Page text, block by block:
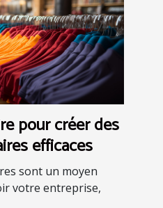
pour créer des
efficaces
sont un moyen
votre entreprise,